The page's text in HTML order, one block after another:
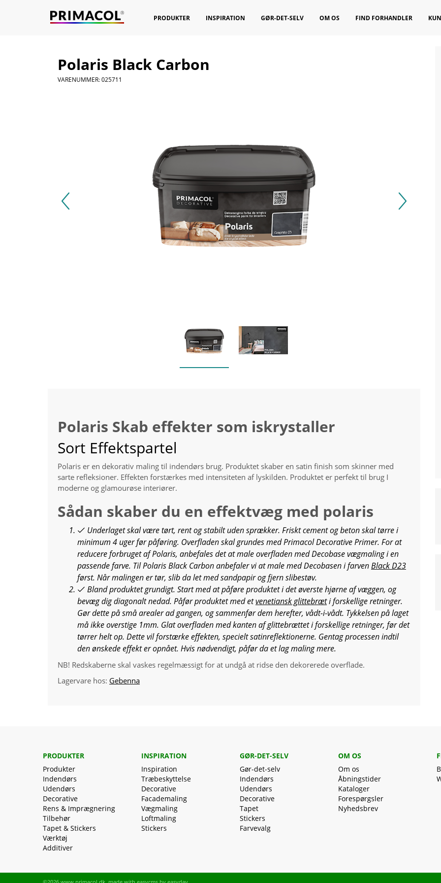
PRODUKTER INSPIRATION GØR-DET-SELV OM OS FIND FORHANDLER
Polaris Black Carbon
VARENUMMER: 025711
Polaris Skab effekter som iskrystaller
Sort Effektspartel
Polaris er en dekorativ maling til indendørs brug. Produktet skaber en satin finish som skinner med
sarte refleksioner. Effekten forstærkes med intensiteten af lyskilden. Produktet er perfekt til brug I
moderne og glamourøse interiører.
Sådan skaber du en effektvæg med polaris
Underlaget skal være tørt, rent og stabilt uden sprækker. Friskt cement og beton skal tørre i
minimum 4 uger før påføring. Overfladen skal grundes med Primacol Decorative Primer. For at
reducere forbruget af Polaris, anbefales det at male overfladen med Decobase vægmaling i en
passende farve. Til Polaris Black Carbon anbefaler vi at male med Decobasen i farvenBlack D23
først. Når malingen er tør, slib da let med sandpapir og fjern slibestøv.
Bland produktet grundigt. Start med at påføre produktet i det øverste hjørne af væggen, og
bevæg dig diagonalt nedad. Påfør produktet med etvenetiansk glittebræti forskellige retninger.
Gør dette på små arealer ad gangen, og sammenfør dem herefter, vådt-i-vådt. Tykkelsen på laget
må ikke overstige 1mm. Glat overfladen med kanten af glittebrættet i forskellige retninger, før det
tørrer helt op. Dette vil forstærke effekten, specielt satinreflektionerne. Gentag processen indtil
den ønskede effekt er opnået. Hvis nødvendigt, påfør da et lag maling mere.
NB! Redskaberne skal vaskes regelmæssigt for at undgå at ridse den dekorerede overflade.
Lagervare hos: Gebenna
PRODUKTER
Produkter
Indendørs
Udendørs
Decorative
Rens & Imprægnering
Tilbehør
Tapet & Stickers
Værktøj
Additiver
INSPIRATION
Inspiration
Træbeskyttelse
Decorative
Facademaling
Vægmaling
Loftmaling
Stickers
GØR-DET-SELV
Gør-det-selv
Indendørs
Udendørs
Decorative
Tapet
Stickers
Farvevalg
OM OS
Om os
Åbningstider
Kataloger
Forespørgsler
Nyhedsbrev